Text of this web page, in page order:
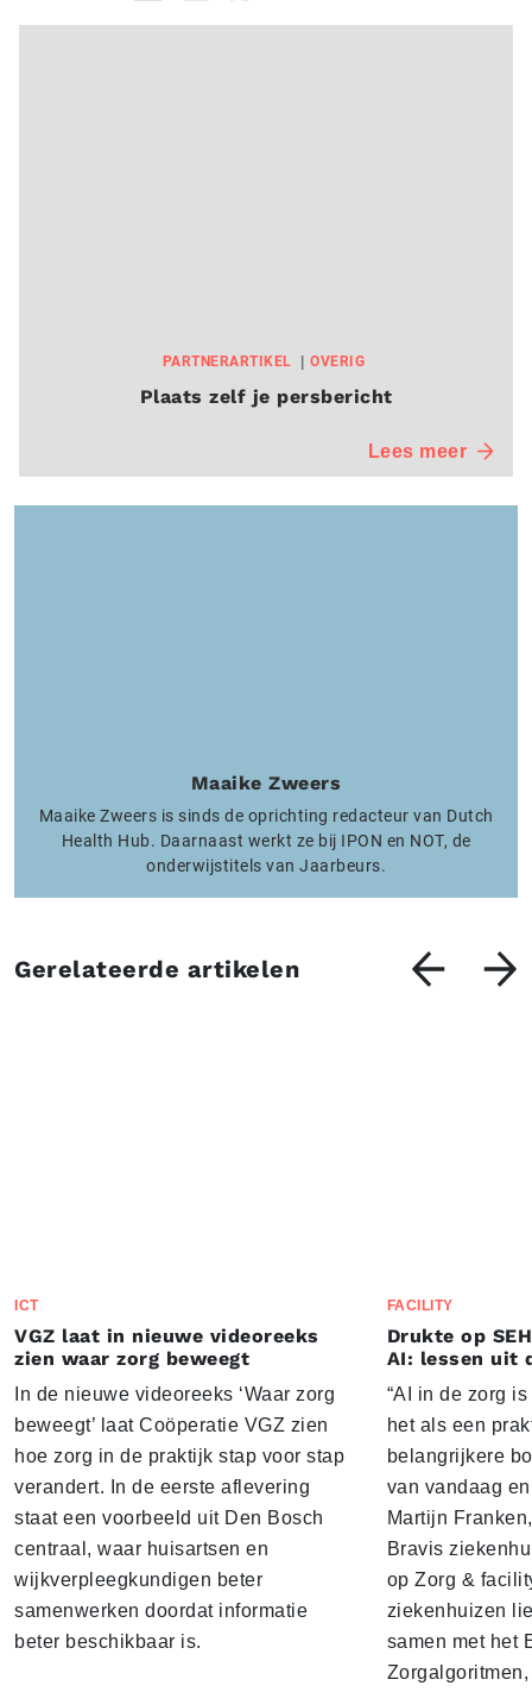
PARTNERARTIKEL OVERIG
Plaats zelf je persbericht
Lees meer
Maaike Zweers
Maaike Zweers is sinds de oprichting redacteur van Dutch
Health Hub. Daarnaast werkt ze bij IPON en NOT, de
onderwijstitels van Jaarbeurs.
Gerelateerde artikelen
ICT
VGZ laat in nieuwe videoreeks
zien waar zorg beweegt
In de nieuwe videoreeks ‘Waar zorg
beweegt’ laat Coöperatie VGZ zien
hoe zorg in de praktijk stap voor stap
verandert. In de eerste aflevering
staat een voorbeeld uit Den Bosch
centraal, waar huisartsen en
wijkverpleegkundigen beter
samenwerken doordat informatie
beter beschikbaar is.
FACILITY
Drukte op
AI: lessen uit
“AI in de zorg
het als een
belangrijkere
van vandaag
Martijn
Bravis
op Zorg &
ziekenhuizen
samen met het